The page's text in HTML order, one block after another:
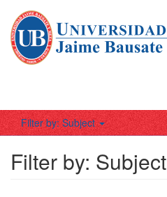
Filter by: Subject
Filter by: Subject